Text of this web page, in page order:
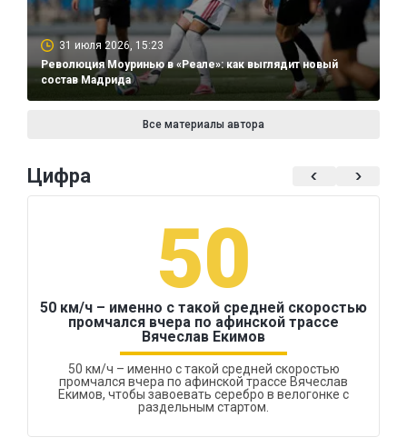
31 июля 2026, 15:23
Революция Моуринью в «Реале»: как выглядит новый
состав Мадрида
Все материалы автора
Цифра
50
50 км/ч – именно с такой средней скоростью
промчался вчера по афинской трассе
Вячеслав Екимов
50 км/ч – именно с такой средней скоростью
промчался вчера по афинской трассе Вячеслав
Екимов, чтобы завоевать серебро в велогонке с
раздельным стартом.